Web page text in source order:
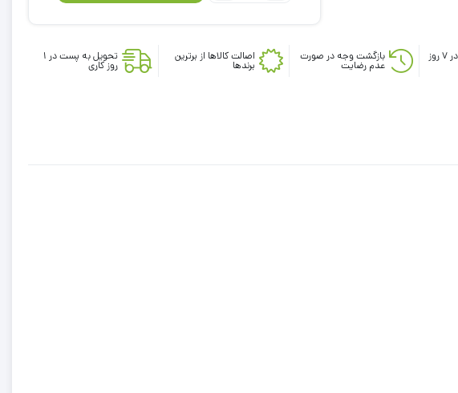
بیلر
پشتیبانی سریع در ۷ روز بازگشت وجه در صورت
عدم رضایت
اصالت کالاها از برترین
برندها
تحویل به پست در 1
روز کاری